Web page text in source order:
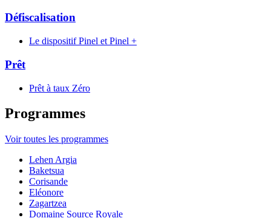
Défiscalisation
Le dispositif Pinel et Pinel +
Prêt
Prêt à taux Zéro
Programmes
Voir toutes les programmes
Lehen Argia
Baketsua
Corisande
Eléonore
Zagartzea
Domaine Source Royale